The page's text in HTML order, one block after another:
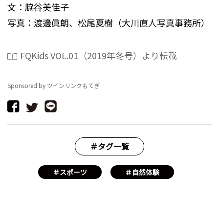
文：脇谷美佳子
写真：渡邊眞朗、松尾夏樹（大川直人写真事務所）
FQKids VOL.01（2019年冬号）より転載
Sponsored by ツインリンクもてぎ
＃タグ一覧
＃スポーツ ＃自然体験